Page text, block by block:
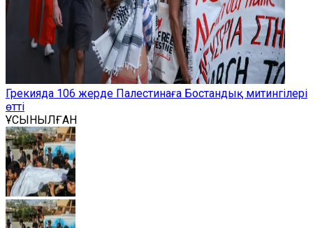
Грекияда 106 жерде Палестинаға Бостандық митингілері
өтті
ҰСЫНЫЛҒАН